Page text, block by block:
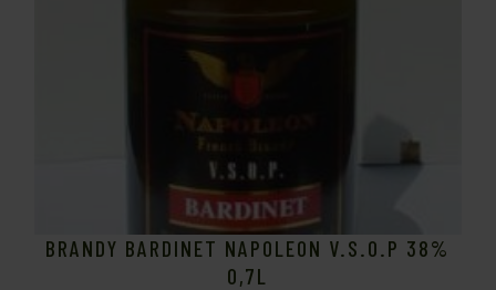
BRANDY BARDINET NAPOLEON V.S.O.P 38%
0,7L